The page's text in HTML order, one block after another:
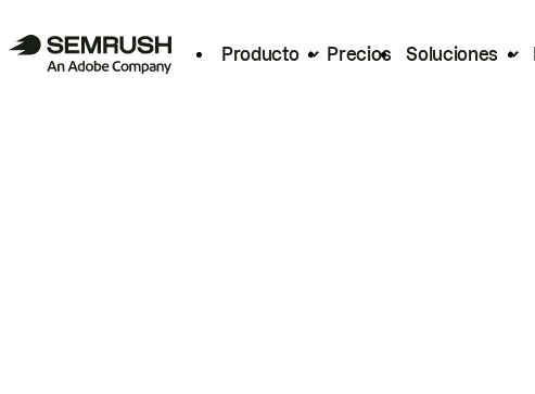
Producto Precios Soluciones